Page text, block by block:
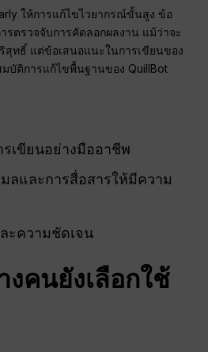
ให้การแก้ไขไวยากรณ์ขั้นสูง ข้อ
รตรวจจับการคัดลอกผลงาน แม้ว่าจะ
สุทธิ์ แต่ข้อเสนอแนะในการเขียนของ
บัติการแก้ไขพื้นฐานของ QuillBot
รเขียนอย่างมืออาชีพ
มลและการสื่อสารให้มีความ
ะความชัดเจน
คนยังเลือกใช้